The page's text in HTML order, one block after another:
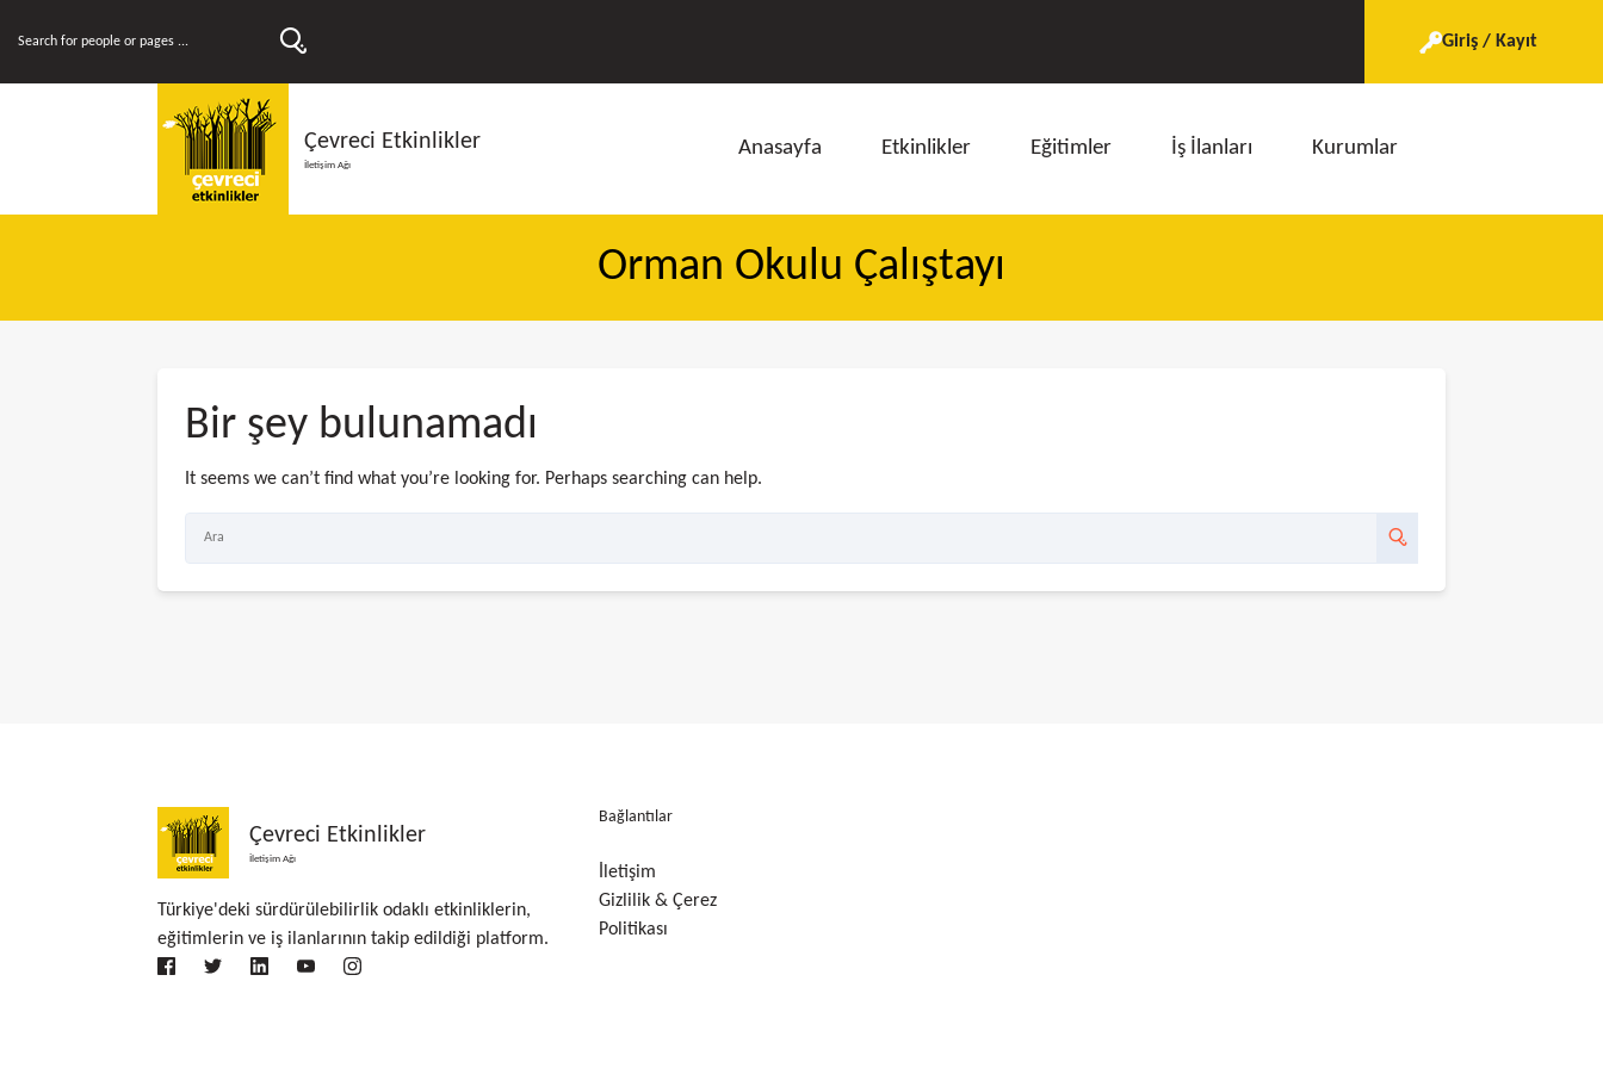
Giriş / Kayıt
Çevreci Etkinlikler
İletişim Ağı
Anasayfa Etkinlikler Eğitimler İş İlanları Kurumlar
Orman Okulu Çalıştayı
Bir şey bulunamadı
It seems we can’t find what you’re looking for. Perhaps searching can help.
Çevreci Etkinlikler
İletişim Ağı
Türkiye'deki sürdürülebilirlik odaklı etkinliklerin,
eğitimlerin ve iş ilanlarının takip edildiği platform.
Bağlantılar
İletişim
Gizlilik & Çerez
Politikası